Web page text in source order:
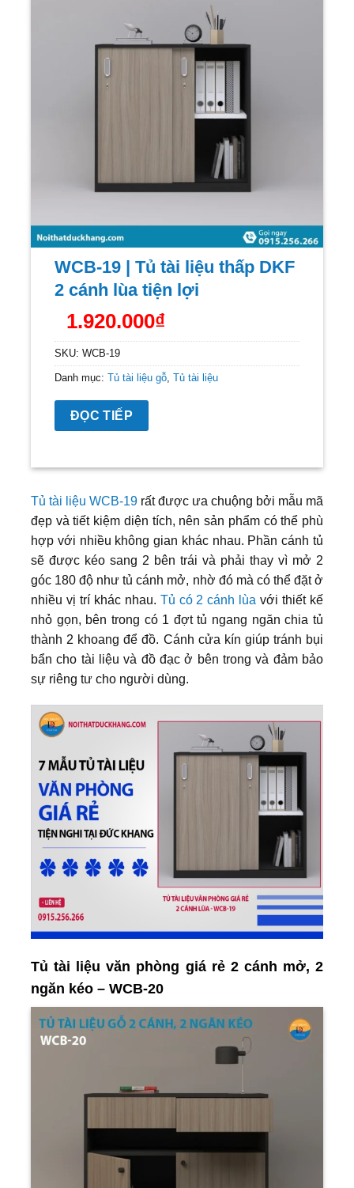
WCB-19 | Tủ tài liệu thấp DKF
2 cánh lùa tiện lợi
1.920.000₫
SKU: WCB-19
Danh mục: Tủ tài liệu gỗ, Tủ tài liệu
ĐỌC TIẾP
Tủ tài liệu WCB-19 rất được ưa chuộng bởi mẫu mã
đẹp và tiết kiệm diện tích, nên sản phẩm có thể phù
hợp với nhiều không gian khác nhau. Phần cánh tủ
sẽ được kéo sang 2 bên trái và phải thay vì mở 2
góc 180 độ như tủ cánh mở, nhờ đó mà có thể đặt ở
nhiều vị trí khác nhau. Tủ có 2 cánh lùa với thiết kế
nhỏ gọn, bên trong có 1 đợt tủ ngang ngăn chia tủ
thành 2 khoang để đồ. Cánh cửa kín giúp tránh bụi
bẩn cho tài liệu và đồ đạc ở bên trong và đảm bảo
sự riêng tư cho người dùng.
Tủ tài liệu văn phòng giá rẻ 2 cánh mở, 2
ngăn kéo – WCB-20